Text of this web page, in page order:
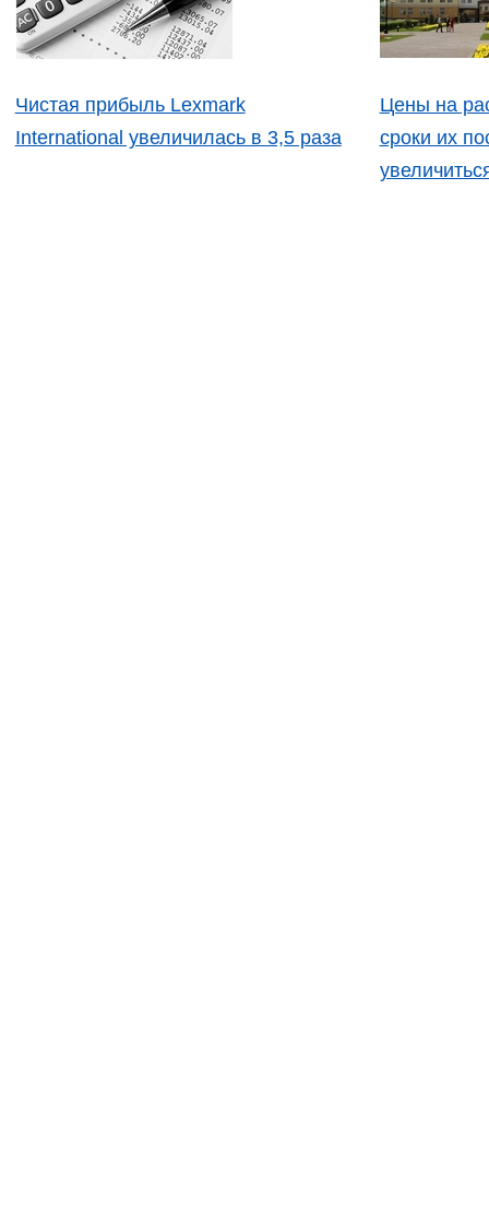
Чистая прибыль Lexmark
International увеличилась в 3,5 раза
Цены на
сроки их